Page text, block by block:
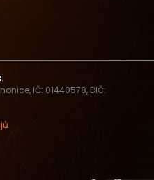
IČ: 01440578, DIČ: